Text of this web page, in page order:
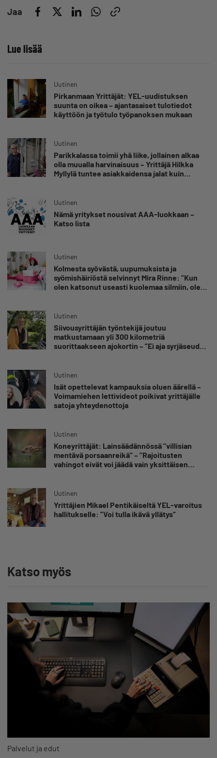
Jaa
Lue lisää
Uutinen
Pirkanmaan Yrittäjät: YEL-uudistuksen
suunta on oikea – ajantasaiset tulotiedot
käyttöön ja työtulo työpanoksen mukaan
Uutinen
Parikkalassa toimii yhä liike, jollainen alkaa
olla muualla harvinaisuus – Yrittäjä Hilkka
Myllylä tuntee asiakkaidensa jalat kuin
Uutinen
Nämä yritykset nousivat AAA-luokkaan –
Katso lista
Uutinen
Kolmesta syövästä, uupumuksista ja
syömishäiriöstä selvinnyt Mira Rinne: ”Kun
olen katsonut useasti kuolemaa silmiin, olen
Uutinen
Siivousyrittäjän työntekijä joutuu
matkustamaan yli 300 kilometriä
suorittaakseen ajokortin – ”Ei aja syrjäseudun
Uutinen
Isät opettelevat kampauksia oluen äärellä –
Voimamiehen lettivideot poikivat yrittäjälle
satoja yhteydenottoja
Uutinen
Koneyrittäjät: Lainsäädännössä ”villisian
mentävä porsaanreikä” – ”Rajoitusten
vahingot eivät voi jäädä vain yksittäisen
Uutinen
Yrittäjien Mikael Pentikäiseltä YEL-varoitus
hallitukselle: ”Voi tulla ikävä yllätys”
Katso myös
Palvelut ja edut